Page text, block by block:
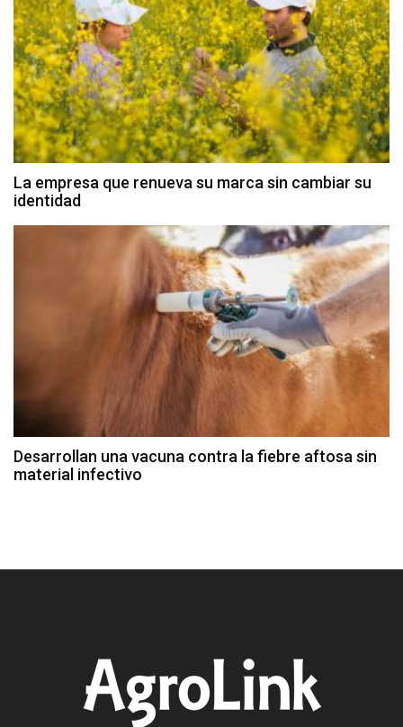
La empresa que renueva su marca sin cambiar su
identidad
Desarrollan una vacuna contra la fiebre aftosa sin
material infectivo